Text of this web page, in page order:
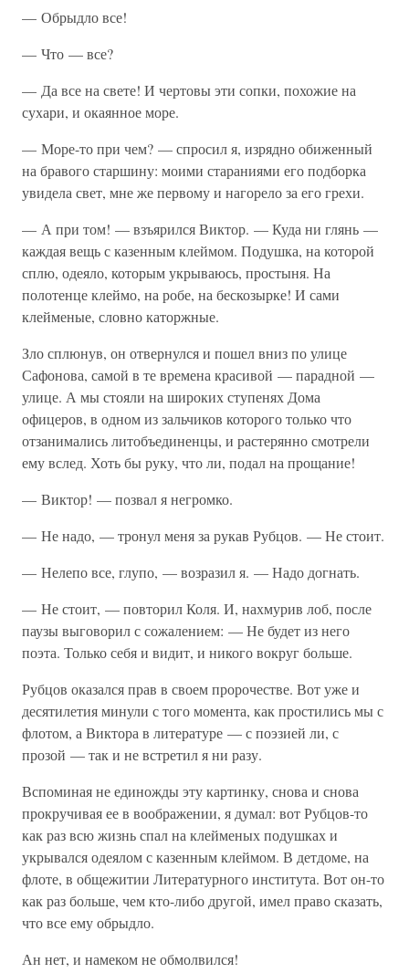
— Обрыдло все!
— Что — все?
— Да все на свете! И чертовы эти сопки, похожие на
сухари, и окаянное море.
— Море-то при чем? — спросил я, изрядно обиженный
на бравого старшину: моими стараниями его подборка
увидела свет, мне же первому и нагорело за его грехи.
— А при том! — взъярился Виктор. — Куда ни глянь —
каждая вещь с казенным клеймом. Подушка, на которой
сплю, одеяло, которым укрываюсь, простыня. На
полотенце клеймо, на робе, на бескозырке! И сами
клейменые, словно каторжные.
Зло сплюнув, он отвернулся и пошел вниз по улице
Сафонова, самой в те времена красивой — парадной —
улице. А мы стояли на широких ступенях Дома
офицеров, в одном из зальчиков которого только что
отзанимались литобъединенцы, и растерянно смотрели
ему вслед. Хоть бы руку, что ли, подал на прощание!
— Виктор! — позвал я негромко.
— Не надо, — тронул меня за рукав Рубцов. — Не стоит.
— Нелепо все, глупо, — возразил я. — Надо догнать.
— Не стоит, — повторил Коля. И, нахмурив лоб, после
паузы выговорил с сожалением: — Не будет из него
поэта. Только себя и видит, и никого вокруг больше.
Рубцов оказался прав в своем пророчестве. Вот уже и
десятилетия минули с того момента, как простились мы с
флотом, а Виктора в литературе — с поэзией ли, с
прозой — так и не встретил я ни разу.
Вспоминая не единожды эту картинку, снова и снова
прокручивая ее в воображении, я думал: вот Рубцов-то
как раз всю жизнь спал на клейменых подушках и
укрывался одеялом с казенным клеймом. В детдоме, на
флоте, в общежитии Литературного института. Вот он-то
как раз больше, чем кто-либо другой, имел право сказать,
что все ему обрыдло.
Ан нет, и намеком не обмолвился!